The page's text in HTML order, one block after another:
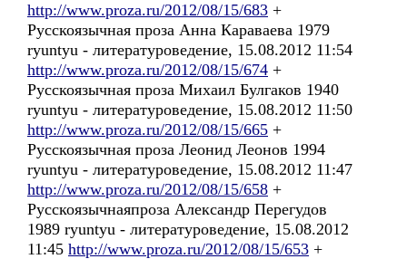
http://www.proza.ru/2012/08/15/683 +
Русскоязычная проза Анна Караваева 1979
ryuntyu - литературоведение, 15.08.2012 11:54
http://www.proza.ru/2012/08/15/674 +
Русскоязычная проза Михаил Булгаков 1940
ryuntyu - литературоведение, 15.08.2012 11:50
http://www.proza.ru/2012/08/15/665 +
Русскоязычная проза Леонид Леонов 1994
ryuntyu - литературоведение, 15.08.2012 11:47
http://www.proza.ru/2012/08/15/658 +
Русскоязычнаяпроза Александр Перегудов
1989 ryuntyu - литературоведение, 15.08.2012
11:45 http://www.proza.ru/2012/08/15/653 +